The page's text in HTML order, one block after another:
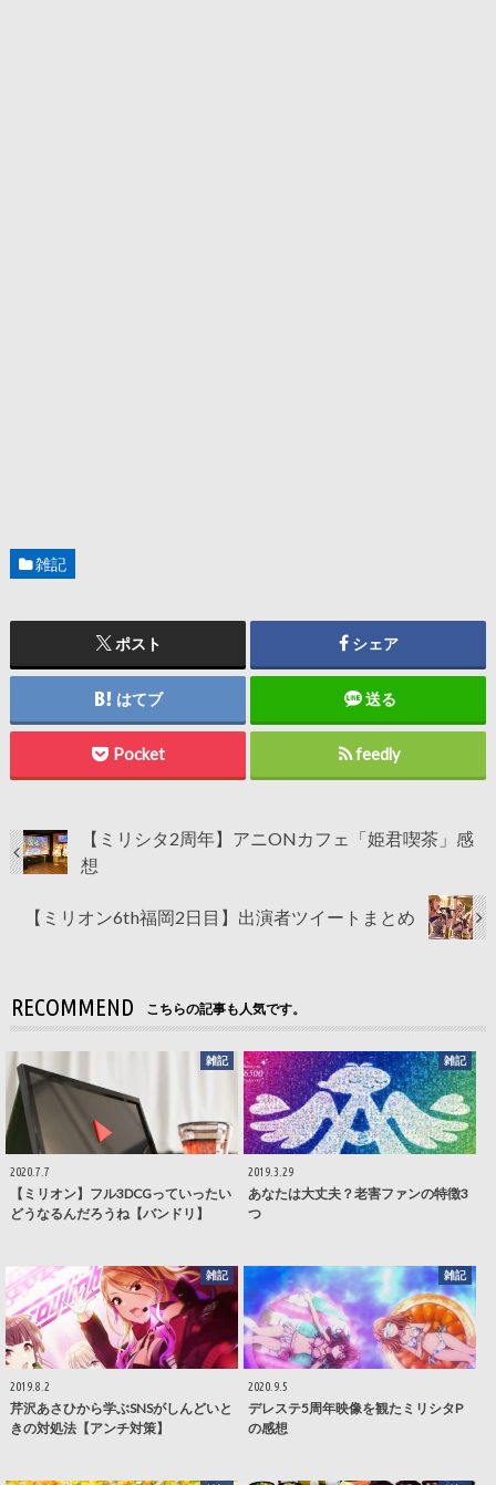
雑記
ポスト シェア
はてブ 送る
Pocket feedly
【ミリシタ2周年】アニONカフェ「姫君喫茶」感
想
【ミリオン6th福岡2日目】出演者ツイートまとめ
RECOMMEND こちらの記事も人気です。
雑記
2020.7.7
【ミリオン】フル3DCGっていったい
どうなるんだろうね【バンドリ】
雑記
2019.3.29
あなたは大丈夫？老害ファンの特徴3
つ
雑記
2019.8.2
芹沢あさひから学ぶSNSがしんどいと
きの対処法【アンチ対策】
雑記
2020.9.5
デレステ5周年映像を観たミリシタP
の感想